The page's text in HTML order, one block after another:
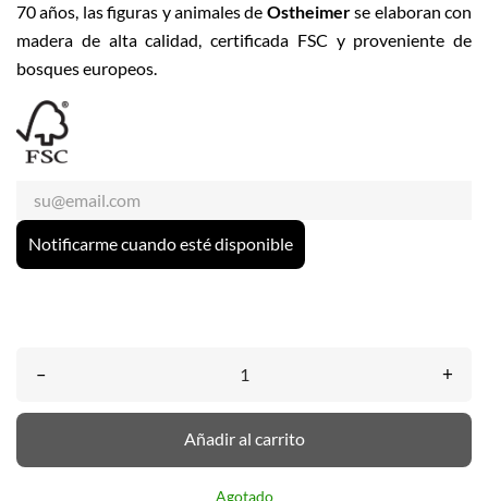
70 años, las figuras y animales de Ostheimerse elaboran con
madera de alta calidad, certificada FSC y proveniente de
bosques europeos.
Notificarme cuando esté disponible
– +
Añadir al carrito
Agotado